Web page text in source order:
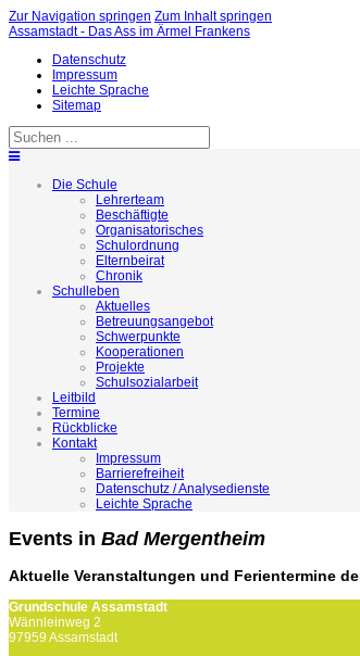
Zur Navigation springen Zum Inhalt springen
Assamstadt - Das Ass im Ärmel Frankens
Datenschutz
Impressum
Leichte Sprache
Sitemap
Die Schule
Lehrerteam
Beschäftigte
Organisatorisches
Schulordnung
Elternbeirat
Chronik
Schulleben
Aktuelles
Betreuungsangebot
Schwerpunkte
Kooperationen
Projekte
Schulsozialarbeit
Leitbild
Termine
Rückblicke
Kontakt
Impressum
Barrierefreiheit
Datenschutz / Analysedienste
Leichte Sprache
Events in Bad Mergentheim
Aktuelle Veranstaltungen und Ferientermine
Grundschule Assamstadt
Wännleinweg 2
97959 Assamstadt